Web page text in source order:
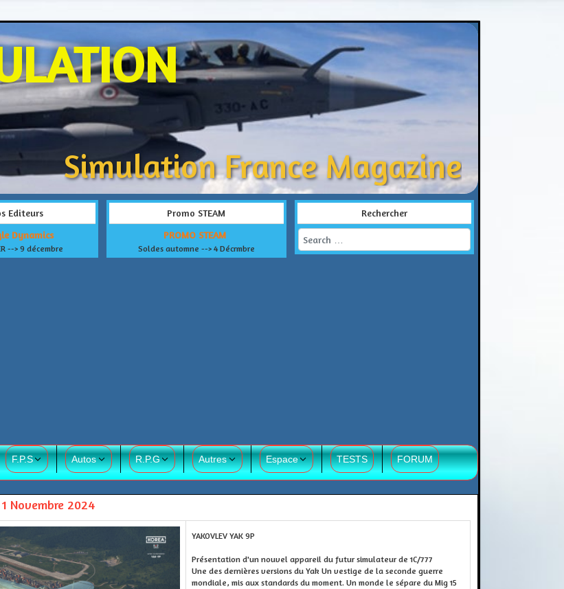
Simulation France Magazine
Editeurs
Dynamics
--> 9 décembre
Promo STEAM
PROMO STEAM
Soldes automne --> 4 Décrmbre
Rechercher
Search
F.P.S Autos R.P.G Autres Espace TESTS FORUM
1 Novembre 2024
YAKOVLEV YAK 9P
Présentation d'un nouvel appareil du futur simulateur de 1C/777
Une des dernières versions du Yak Un vestige de la seconde guerre
mondiale, mis aux standards du moment. Un monde le sépare du Mig 15